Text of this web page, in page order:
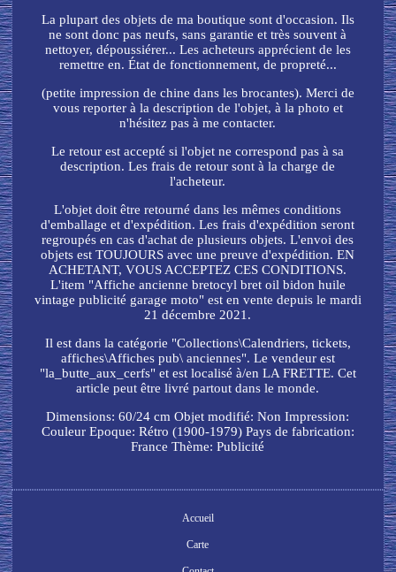
La plupart des objets de ma boutique sont d'occasion. Ils
ne sont donc pas neufs, sans garantie et très souvent à
nettoyer, dépoussiérer... Les acheteurs apprécient de les
remettre en. État de fonctionnement, de propreté...
(petite impression de chine dans les brocantes). Merci de
vous reporter à la description de l'objet, à la photo et
n'hésitez pas à me contacter.
Le retour est accepté si l'objet ne correspond pas à sa
description. Les frais de retour sont à la charge de
l'acheteur.
L'objet doit être retourné dans les mêmes conditions
d'emballage et d'expédition. Les frais d'expédition seront
regroupés en cas d'achat de plusieurs objets. L'envoi des
objets est TOUJOURS avec une preuve d'expédition. EN
ACHETANT, VOUS ACCEPTEZ CES CONDITIONS.
L'item "Affiche ancienne bretocyl bret oil bidon huile
vintage publicité garage moto" est en vente depuis le mardi
21 décembre 2021.
Il est dans la catégorie "Collections\Calendriers, tickets,
affiches\Affiches pub\ anciennes". Le vendeur est
"la_butte_aux_cerfs" et est localisé à/en LA FRETTE. Cet
article peut être livré partout dans le monde.
Dimensions: 60/24 cm Objet modifié: Non Impression:
Couleur Epoque: Rétro (1900-1979) Pays de fabrication:
France Thème: Publicité
Accueil
Carte